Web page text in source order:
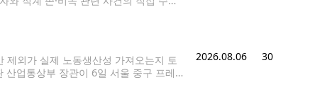
외가 실제 노동생산성 가져오는지 토
업통상부 장관이 6일 서울 중구 프레
2026.08.06 30